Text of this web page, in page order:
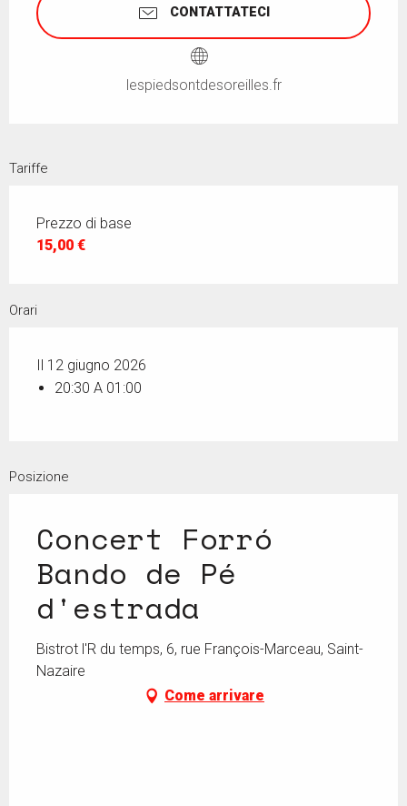
CONTATTATECI
lespiedsontdesoreilles.fr
Tariffe
Prezzo di base
15,00 €
Orari
Il 12 giugno 2026
20:30 A 01:00
Posizione
Concert Forró
Bando de Pé
d'estrada
Bistrot l'R du temps, 6, rue François-Marceau, Saint-
Nazaire
Come arrivare